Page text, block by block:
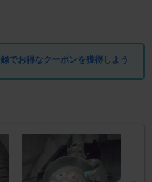
でお得なクーポンを獲得しよう